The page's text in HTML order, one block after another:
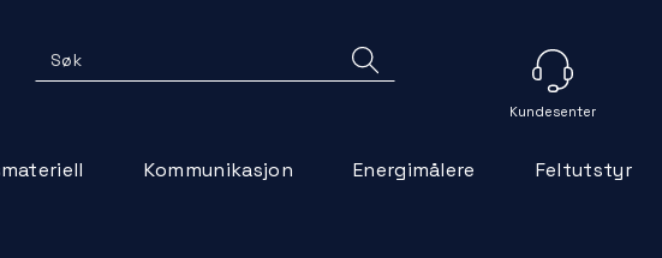
Kommunikasjon Energimålere Feltutstyr